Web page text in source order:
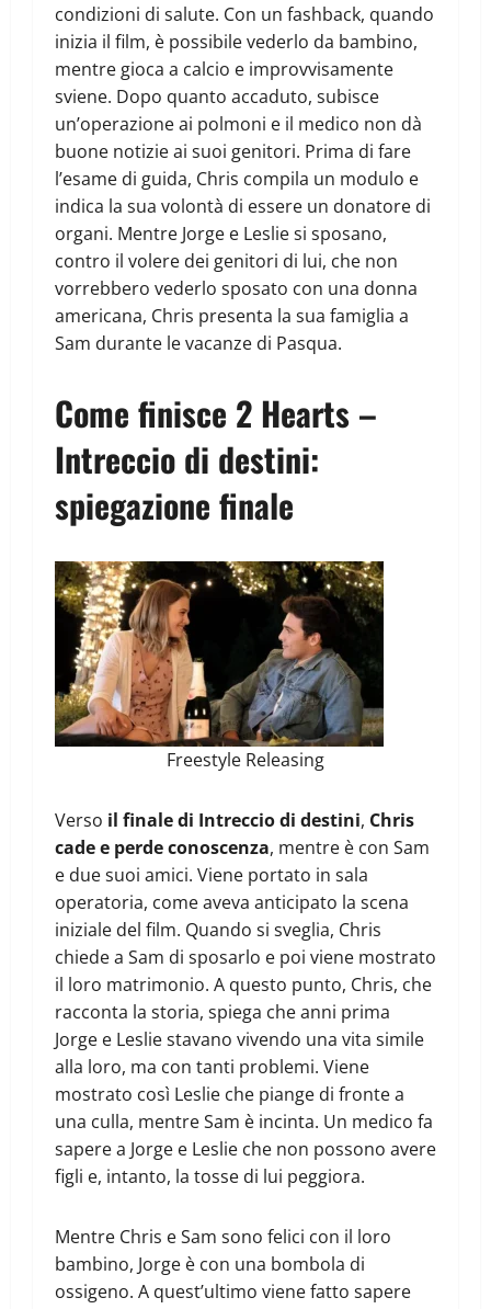
condizioni di salute. Con un fashback, quando
inizia il film, è possibile vederlo da bambino,
mentre gioca a calcio e improvvisamente
sviene. Dopo quanto accaduto, subisce
un’operazione ai polmoni e il medico non dà
buone notizie ai suoi genitori. Prima di fare
l’esame di guida, Chris compila un modulo e
indica la sua volontà di essere un donatore di
organi. Mentre Jorge e Leslie si sposano,
contro il volere dei genitori di lui, che non
vorrebbero vederlo sposato con una donna
americana, Chris presenta la sua famiglia a
Sam durante le vacanze di Pasqua.
Come finisce 2 Hearts –
Intreccio di destini:
spiegazione finale
Freestyle Releasing
Verso il finale di Intreccio di destini, Chris
cade e perde conoscenza, mentre è con Sam
e due suoi amici. Viene portato in sala
operatoria, come aveva anticipato la scena
iniziale del film. Quando si sveglia, Chris
chiede a Sam di sposarlo e poi viene mostrato
il loro matrimonio. A questo punto, Chris, che
racconta la storia, spiega che anni prima
Jorge e Leslie stavano vivendo una vita simile
alla loro, ma con tanti problemi. Viene
mostrato così Leslie che piange di fronte a
una culla, mentre Sam è incinta. Un medico fa
sapere a Jorge e Leslie che non possono avere
figli e, intanto, la tosse di lui peggiora.
Mentre Chris e Sam sono felici con il loro
bambino, Jorge è con una bombola di
ossigeno. A quest’ultimo viene fatto sapere